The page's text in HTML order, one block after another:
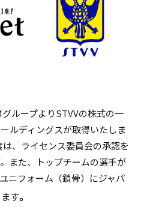
ループよりSTVVの株式の一
ルディングスが取得いたしま
、ライセンス委員会の承認を
また、トップチームの選手が
ニフォーム（鎖骨）にジャパ
す。